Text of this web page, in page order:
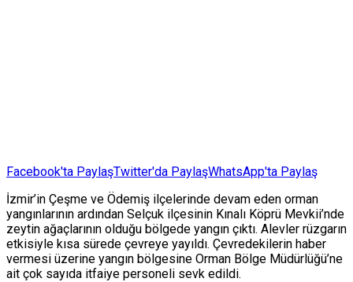
Facebook'ta PaylaşTwitter'da PaylaşWhatsApp'ta Paylaş
İzmir’in Çeşme ve Ödemiş ilçelerinde devam eden orman
yangınlarının ardından Selçuk ilçesinin Kınalı Köprü Mevkii’nde
zeytin ağaçlarının olduğu bölgede yangın çıktı. Alevler rüzgarın
etkisiyle kısa sürede çevreye yayıldı. Çevredekilerin haber
vermesi üzerine yangın bölgesine Orman Bölge Müdürlüğü’ne
ait çok sayıda itfaiye personeli sevk edildi.